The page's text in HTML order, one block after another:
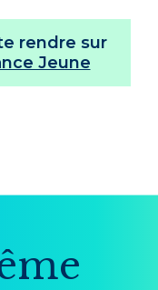
rendre sur
Jeune